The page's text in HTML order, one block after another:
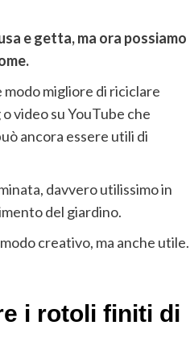
e getta, ma ora possiamo
modo migliore di riciclare
video su YouTube che
ancora essere utili di
davvero utilissimo in
del giardino.
creativo, ma anche utile.
i rotoli finiti di